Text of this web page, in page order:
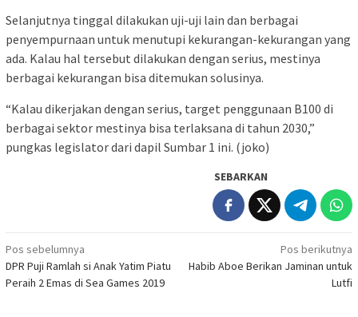
Selanjutnya tinggal dilakukan uji-uji lain dan berbagai
penyempurnaan untuk menutupi kekurangan-kekurangan yang
ada. Kalau hal tersebut dilakukan dengan serius, mestinya
berbagai kekurangan bisa ditemukan solusinya.
“Kalau dikerjakan dengan serius, target penggunaan B100 di
berbagai sektor mestinya bisa terlaksana di tahun 2030,”
pungkas legislator dari dapil Sumbar 1 ini. (joko)
SEBARKAN
Navigasi
pos
Pos sebelumnya
DPR Puji Ramlah si Anak Yatim Piatu
Peraih 2 Emas di Sea Games 2019
Pos berikutnya
Habib Aboe Berikan Jaminan untuk
Lutfi